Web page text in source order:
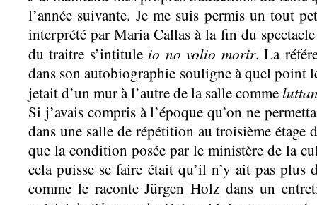
l’année suivante. Je me suis permis un tout
interprété par Maria Callas à la fin du
du traitre s’intitule io no volio morir. La
dans son autobiographie souligne à quel point
jetait d’un mur à l’autre de la salle comme
Si j’avais compris à l’époque qu’on ne
dans une salle de répétition au troisième étage
que la condition posée par le ministère de la
cela puisse se faire était qu’il n’y ait pas plus
comme le raconte Jürgen Holz dans un